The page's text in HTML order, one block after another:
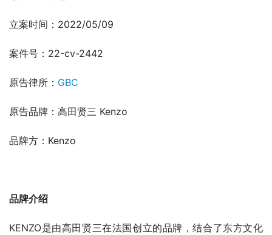
立案时间：2022/05/09
案件号：22-cv-2442
原告律所： GBC
原告品牌：高田贤三 Kenzo
品牌方：Kenzo
品牌介绍
KENZO是由高田贤三在法国创立的品牌，结合了东方文化